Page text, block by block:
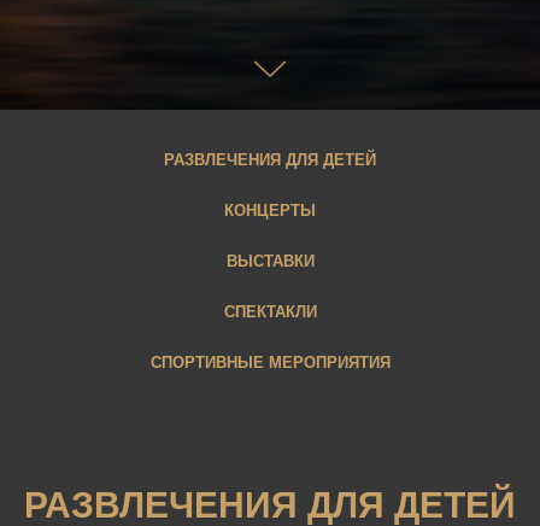
РАЗВЛЕЧЕНИЯ ДЛЯ ДЕТЕЙ
КОНЦЕРТЫ
ВЫСТАВКИ
СПЕКТАКЛИ
СПОРТИВНЫЕ МЕРОПРИЯТИЯ
РАЗВЛЕЧЕНИЯ ДЛЯ ДЕТЕЙ